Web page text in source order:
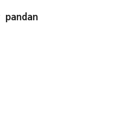
pandan